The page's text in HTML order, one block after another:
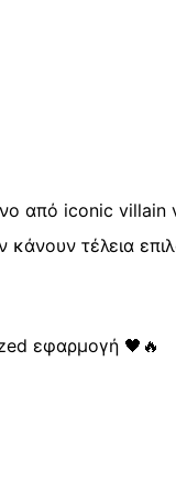
από iconic villain
τέλεια
εφαρμογή 🖤🔥